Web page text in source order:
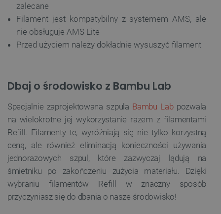
zalecane
Filament jest kompatybilny z systemem AMS, ale
nie obsługuje AMS Lite
Przed użyciem należy dokładnie wysuszyć filament
Dbaj o środowisko z Bambu Lab
Specjalnie zaprojektowana szpula Bambu Labpozwala
na wielokrotne jej wykorzystanie razem z filamentami
Refill. Filamenty te, wyróżniają się nie tylko korzystną
ceną, ale również eliminacją konieczności używania
jednorazowych szpul, które zazwyczaj lądują na
śmietniku po zakończeniu zużycia materiału. Dzięki
wybraniu filamentów Refill w znaczny sposób
przyczyniasz się do dbania o nasze środowisko!